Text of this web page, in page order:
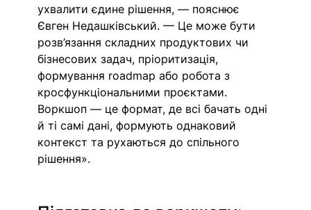
ухвалити єдине рішення, — пояснює
Євген Недашківський. — Це може бути
розв’язання складних продуктових чи
бізнесових задач, пріоритизація,
формування roadmap або робота з
кросфункціональними проєктами.
Воркшоп — це формат, де всі бачать одні
й ті самі дані, формують однаковий
контекст та рухаються до спільного
рішення».